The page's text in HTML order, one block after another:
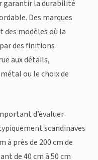
garantir la durabilité
Des marques
des modèles où la
des finitions
aux détails,
ou le choix de
d’évaluer
scandinaves
à près de 200 cm de
de 40 cm à 50 cm